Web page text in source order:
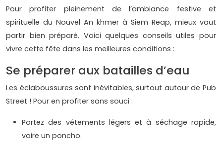
Pour profiter pleinement de l’ambiance festive et
spirituelle du Nouvel An khmer à Siem Reap, mieux vaut
partir bien préparé. Voici quelques conseils utiles pour
vivre cette fête dans les meilleures conditions :
Se préparer aux batailles d’eau
Les éclaboussures sont inévitables, surtout autour de Pub
Street ! Pour en profiter sans souci :
Portez des vêtements légers et à séchage rapide,
voire un poncho.